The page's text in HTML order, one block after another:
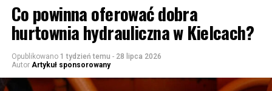
Co powinna oferować dobra
hurtownia hydrauliczna w Kielcach?
Opublikowano 1 tydzień temu - 28 lipca 2026
Autor Artykuł sponsorowany